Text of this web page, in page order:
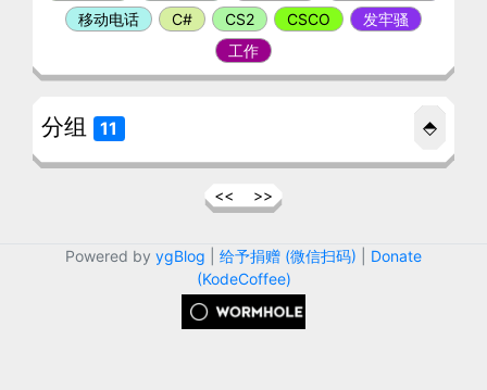
<< >>
移动电话
C# CS2 CSCO
发牢骚
工作
分组 11 ⬘
Powered by ygBlog 给予捐赠 (微信扫码)
Donate
(KodeCoffee)